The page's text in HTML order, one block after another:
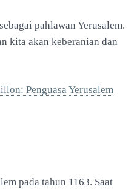
pahlawan Yerusalem.
kita akan keberanian dan
Penguasa Yerusalem
pada tahun 1163. Saat